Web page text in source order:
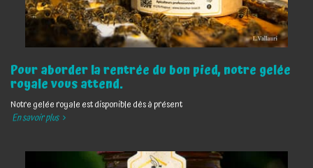
Pour aborder la rentrée du bon pied, notre gelée
royale vous attend.
Notre gelée royale est disponible dès à présent
En savoir plus